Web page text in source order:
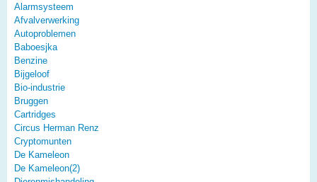
Alarmsysteem
Afvalverwerking
Autoproblemen
Baboesjka
Benzine
Bijgeloof
Bio-industrie
Bruggen
Cartridges
Circus Herman Renz
Cryptomunten
De Kameleon
De Kameleon(2)